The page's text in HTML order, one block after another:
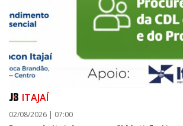
ITAJAÍ
02/08/2026 | 07:00